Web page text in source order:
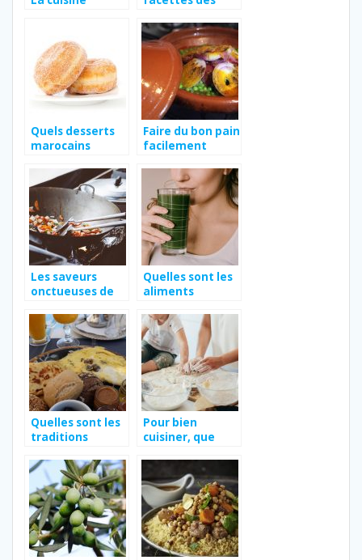
couleurs
terre.
Quels desserts
marocains
vous?
Faire du bon pain
facilement
Les saveurs
onctueuses de
Quelles sont les
aliments
être en bonne
santé ?
Quelles sont les
traditions
Maroc?
Pour bien
cuisiner, que
dans sa cuisine ?